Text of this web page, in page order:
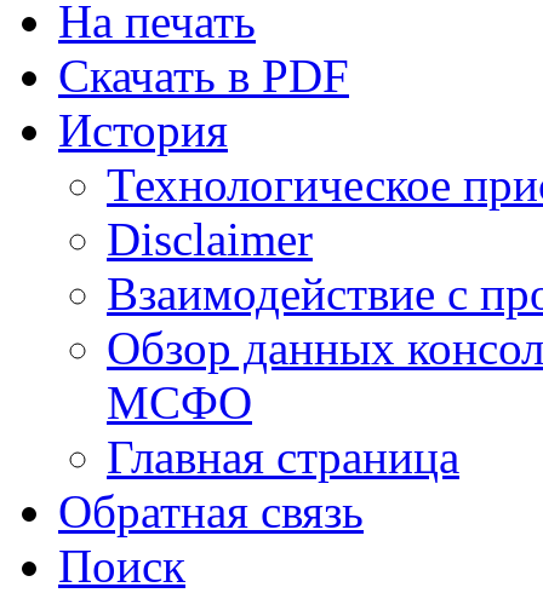
На печать
Скачать в PDF
История
Технологическое
Disclaimer
Взаимодействие с
Обзор данных
МСФО
Главная страница
Обратная связь
Поиск